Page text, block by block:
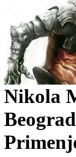
Nikola